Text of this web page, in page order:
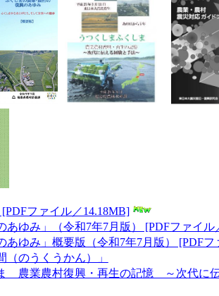
ファイル／14.18MB]
あゆみ」（令和7年7月版） [PDFファイル
あゆみ」概要版（令和7年7月版） [PDF
のうくうかん）」
農業農村復興・再生の記憶 ～次代に